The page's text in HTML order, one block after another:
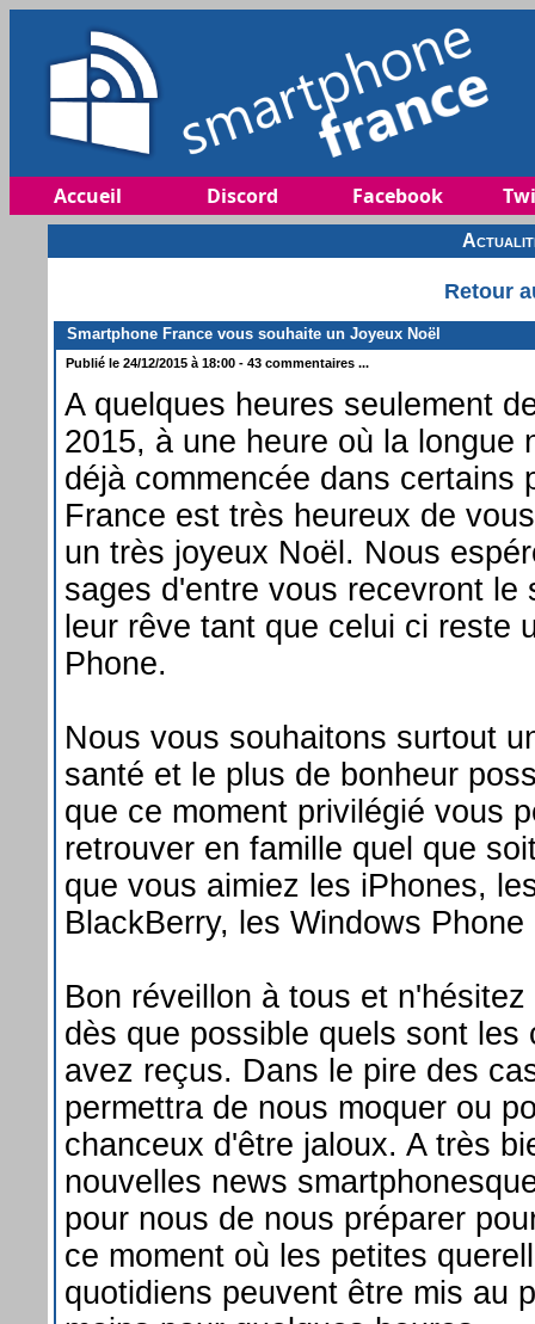
Accueil Discord Facebook
Retour
Smartphone France vous souhaite un Joyeux Noël
Publié le 24/12/2015 à 18:00 - 43 commentaires ...
A quelques heures seulement
2015, à une heure où la longue
déjà commencée dans certains
France est très heureux de
un très joyeux Noël. Nous
sages d'entre vous recevront le
leur rêve tant que celui ci reste
Phone.
Nous vous souhaitons surtout
santé et le plus de bonheur
que ce moment privilégié vous
retrouver en famille quel que
que vous aimiez les iPhones,
BlackBerry, les Windows Phone
Bon réveillon à tous et
dès que possible quels sont les
avez reçus. Dans le pire des
permettra de nous moquer ou
chanceux d'être jaloux. A très
nouvelles news
pour nous de nous préparer
ce moment où les petites
quotidiens peuvent être mis au